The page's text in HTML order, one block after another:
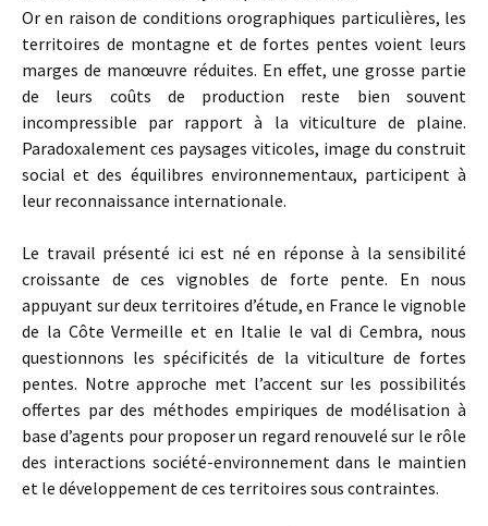
Or en raison de conditions orographiques particulières, les
territoires de montagne et de fortes pentes voient leurs
marges de manœuvre réduites. En effet, une grosse partie
de leurs coûts de production reste bien souvent
incompressible par rapport à la viticulture de plaine.
Paradoxalement ces paysages viticoles, image du construit
social et des équilibres environnementaux, participent à
leur reconnaissance internationale.
Le travail présenté ici est né en réponse à la sensibilité
croissante de ces vignobles de forte pente. En nous
appuyant sur deux territoires d’étude, en France le vignoble
de la Côte Vermeille et en Italie le val di Cembra, nous
questionnons les spécificités de la viticulture de fortes
pentes. Notre approche met l’accent sur les possibilités
offertes par des méthodes empiriques de modélisation à
base d’agents pour proposer un regard renouvelé sur le rôle
des interactions société-environnement dans le maintien
et le développement de ces territoires sous contraintes.